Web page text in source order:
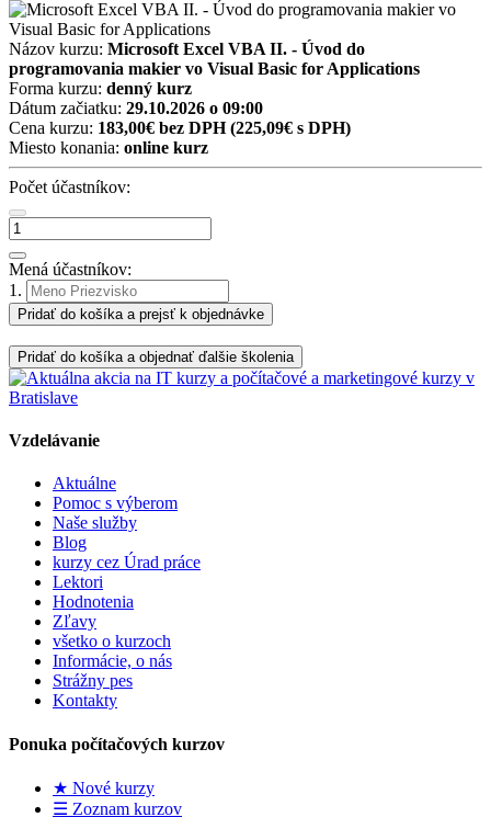
Názov kurzu: Microsoft Excel VBA II. - Úvod do
programovania makier vo Visual Basic for Applications
Forma kurzu: denný kurz
Dátum začiatku: 29.10.2026 o 09:00
Cena kurzu: 183,00€ bez DPH(225,09€ s DPH)
Miesto konania: online kurz
Počet účastníkov:
Mená účastníkov:
1.
Pridať do košíka a prejsť k objednávke
Pridať do košíka a objednať ďalšie školenia
Vzdelávanie
Aktuálne
Pomoc s výberom
Naše služby
Blog
kurzy cez Úrad práce
Lektori
Hodnotenia
Zľavy
všetko o kurzoch
Informácie, o nás
Strážny pes
Kontakty
Ponuka počítačových kurzov
★ Nové kurzy
☰ Zoznam kurzov